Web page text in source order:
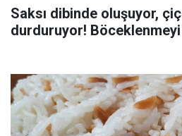
Saksı dibinde oluşuyor,
durduruyor!